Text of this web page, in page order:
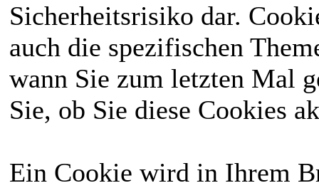
Sicherheitsrisiko dar.
auch die spezifischen
wann Sie zum letzten Mal
Sie, ob Sie diese Cookies
Ein Cookie wird in Ihrem